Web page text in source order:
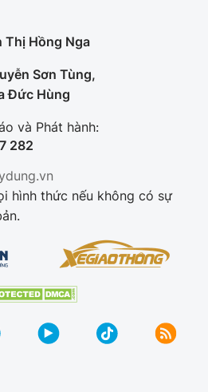
Thị Hồng Nga
Sơn Tùng,
Đức Hùng
và Phát hành:
282
hình thức nếu không có sự